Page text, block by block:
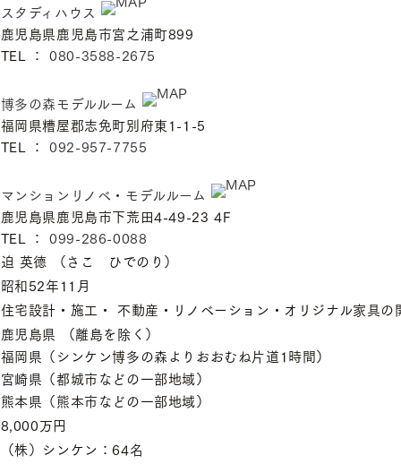
スタディハウス
鹿児島県鹿児島市宮之浦町899
TEL ：080-3588-2675
博多の森モデルルーム
福岡県糟屋郡志免町別府東1-1-5
TEL ：092-957-7755
マンションリノベ・モデルルーム
鹿児島県鹿児島市下荒田4-49-23 4F
TEL ：099-286-0088
迫 英德 （さこ ひでのり）
昭和52年11月
住宅設計・施工・ 不動産・リノベーション・オリジナル家具の
鹿児島県 （離島を除く）
福岡県（シンケン博多の森よりおおむね片道1時間）
宮崎県（都城市などの一部地域）
熊本県（熊本市などの一部地域）
8,000万円
（株）シンケン：64名